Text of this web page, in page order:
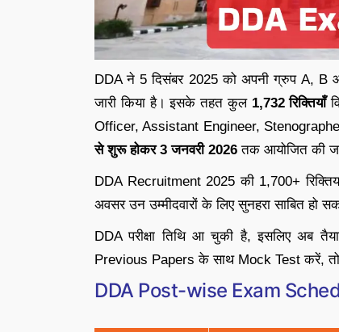
DDA ने 5 दिसंबर 2025 को अपनी ग्रुप A, B
जारी किया है। इसके तहत कुल 1,732 रिक्तियाँ
Officer, Assistant Engineer,
से शुरू होकर 3 जनवरी 2026 तक आयोजित की
DDA Recruitment 2025 की 1,700+
अवसर उन उम्मीदवारों के लिए सुनहरा साबित हो
DDA परीक्षा तिथि आ चुकी है, इसलिए अब
Previous Papers के साथ Mock Test करें,
DDA Post-wise Exam